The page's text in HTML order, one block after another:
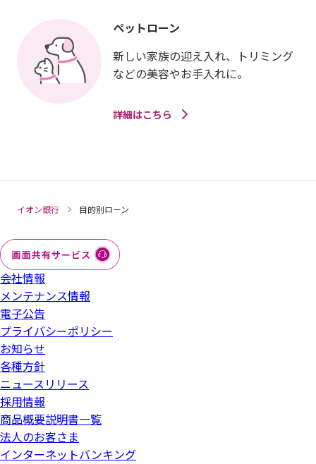
ペットローン
新しい家族の迎え入れ、トリミング
などの美容やお手入れに。
詳細はこちら
イオン銀行 目的別ローン
会社情報
メンテナンス情報
電子公告
プライバシーポリシー
お知らせ
各種方針
ニュースリリース
採用情報
商品概要説明書一覧
法人のお客さま
インターネットバンキング